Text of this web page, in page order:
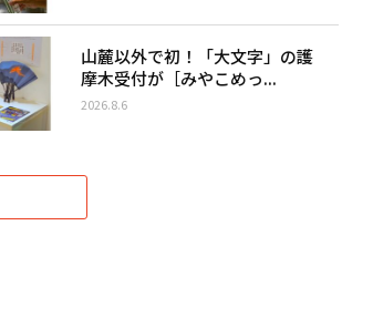
山麓以外で初！「大文字」の護
摩木受付が［みやこめっ...
2026.8.6